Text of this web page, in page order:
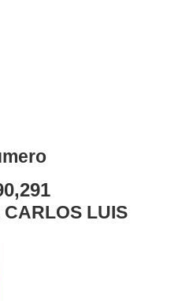
CARLOS LUIS